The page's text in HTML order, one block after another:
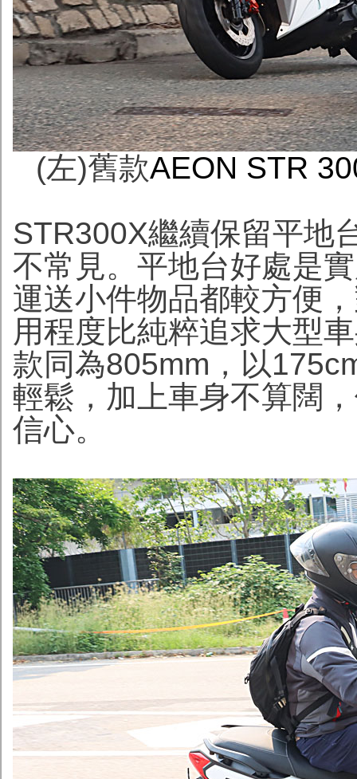
(左)舊款AEON STR
STR300X繼續保留平地
不常見。平地台好處是
運送小件物品都較方便
用程度比純粹追求大型
款同為805mm，以
輕鬆，加上車身不算闊
信心。